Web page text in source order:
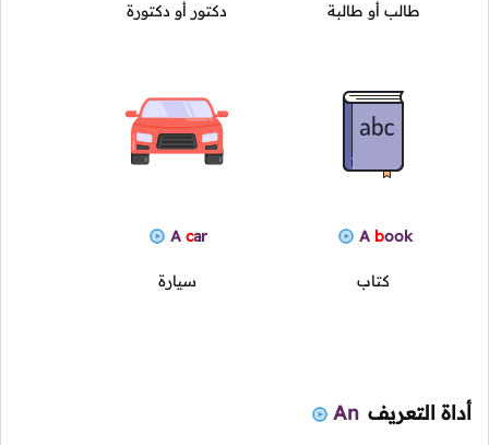
طالب أو طالبة دكتور أو دكتورة
A book
كتاب
A car
سيارة
أداة التعريف An